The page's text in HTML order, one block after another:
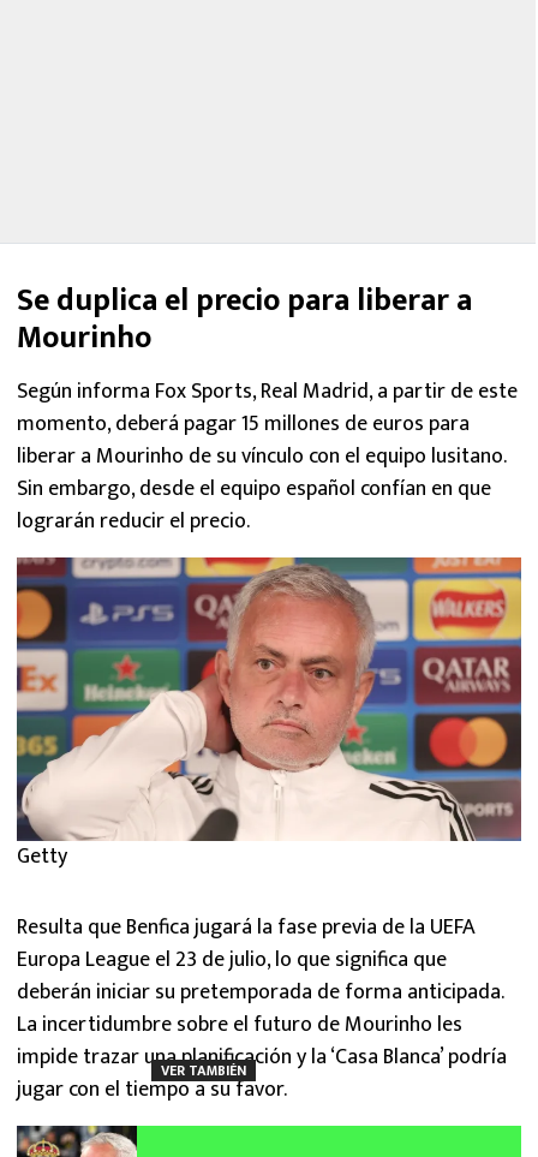
Se duplica el precio para liberar a
Mourinho
Según informa Fox Sports, Real Madrid, a partir de este
momento, deberá pagar 15 millones de euros para
liberar a Mourinho de su vínculo con el equipo lusitano.
Sin embargo, desde el equipo español confían en que
lograrán reducir el precio.
Getty
Resulta que Benfica jugará la fase previa de la UEFA
Europa League el 23 de julio, lo que significa que
deberán iniciar su pretemporada de forma anticipada.
La incertidumbre sobre el futuro de Mourinho les
impide trazar una planificación y la ‘Casa Blanca’ podría
jugar con el tiempo a su favor.
VER TAMBIÉN